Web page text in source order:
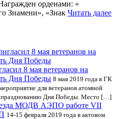
орденами: »
Знамени», «Знак Читать далее
8 мая ветеранов на
Дня Победы 8 мая 2019 года в ГК
для ветеранов атомной
празднованию Дня Победы. Место […]
О работе VII
14-15 февраля 2019 года в актовом